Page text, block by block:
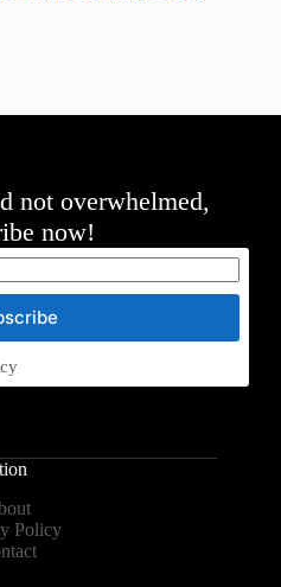
not overwhelmed,
now!
Policy